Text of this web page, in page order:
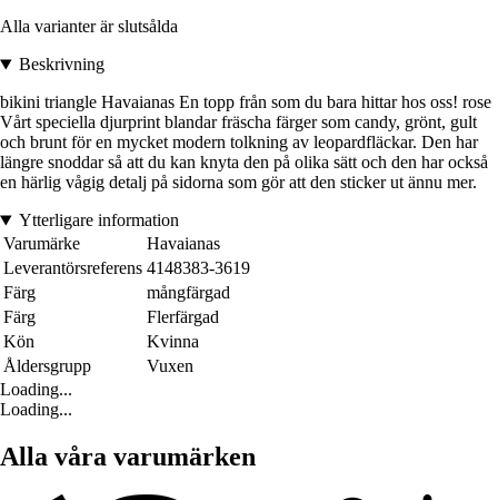
Alla varianter är slutsålda
Beskrivning
bikini triangle Havaianas En topp från som du bara hittar hos oss! rose
Vårt speciella djurprint blandar fräscha färger som candy, grönt, gult
och brunt för en mycket modern tolkning av leopardfläckar. Den har
längre snoddar så att du kan knyta den på olika sätt och den har också
en härlig vågig detalj på sidorna som gör att den sticker ut ännu mer.
Ytterligare information
Varumärke
Havaianas
Leverantörsreferens 4148383-3619
Färg
mångfärgad
Färg
Flerfärgad
Kön
Kvinna
Åldersgrupp
Vuxen
Loading...
Loading...
Alla våra varumärken